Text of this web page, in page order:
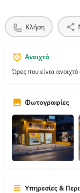
Κλήση
Ανοιχτό
Ώρες που είναι
Φωτογραφίες
Υπηρεσίες &